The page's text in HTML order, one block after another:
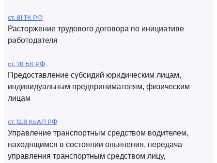
ст. 81 ТК РФ
Расторжение трудового договора по инициативе
работодателя
ст. 78 БК РФ
Предоставление субсидий юридическим лицам,
индивидуальным предпринимателям, физическим
лицам
ст. 12.8 КоАП РФ
Управление транспортным средством водителем,
находящимся в состоянии опьянения, передача
управления транспортным средством лицу,